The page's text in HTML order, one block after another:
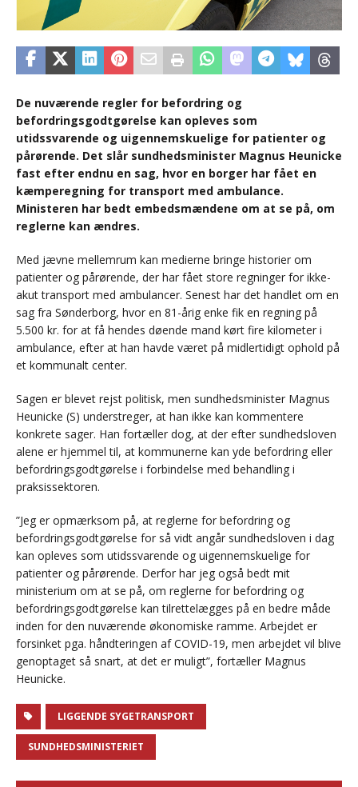
De nuværende regler for befordring og
befordringsgodtgørelse kan opleves som
utidssvarende og uigennemskuelige for patienter og
pårørende. Det slår sundhedsminister Magnus Heunicke
fast efter endnu en sag, hvor en borger har fået en
kæmperegning for transport med ambulance.
Ministeren har bedt embedsmændene om at se på, om
reglerne kan ændres.
Med jævne mellemrum kan medierne bringe historier om
patienter og pårørende, der har fået store regninger for ikke-
akut transport med ambulancer. Senest har det handlet om en
sag fra Sønderborg, hvor en 81-årig enke fik en regning på
5.500 kr. for at få hendes døende mand kørt fire kilometer i
ambulance, efter at han havde været på midlertidigt ophold på
et kommunalt center.
Sagen er blevet rejst politisk, men sundhedsminister Magnus
Heunicke (S) understreger, at han ikke kan kommentere
konkrete sager. Han fortæller dog, at der efter sundhedsloven
alene er hjemmel til, at kommunerne kan yde befordring eller
befordringsgodtgørelse i forbindelse med behandling i
praksissektoren.
”Jeg er opmærksom på, at reglerne for befordring og
befordringsgodtgørelse for så vidt angår sundhedsloven i dag
kan opleves som utidssvarende og uigennemskuelige for
patienter og pårørende. Derfor har jeg også bedt mit
ministerium om at se på, om reglerne for befordring og
befordringsgodtgørelse kan tilrettelægges på en bedre måde
inden for den nuværende økonomiske ramme. Arbejdet er
forsinket pga. håndteringen af COVID-19, men arbejdet vil blive
genoptaget så snart, at det er muligt”, fortæller Magnus
Heunicke.
LIGGENDE SYGETRANSPORT
SUNDHEDSMINISTERIET